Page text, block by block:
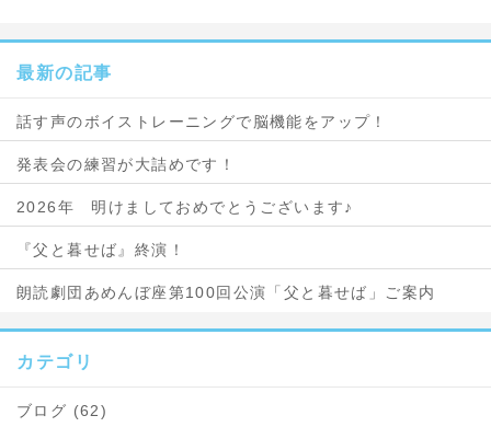
最新の記事
話す声のボイストレーニングで脳機能をアップ！
発表会の練習が大詰めです！
2026年 明けましておめでとうございます♪
『父と暮せば』終演！
朗読劇団あめんぼ座第100回公演「父と暮せば」ご案内
カテゴリ
ブログ (62)